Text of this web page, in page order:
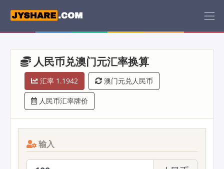
人民币兑澳门元汇率换算
汇率 1.1942 澳门元兑人民币
人民币汇率牌价
输入